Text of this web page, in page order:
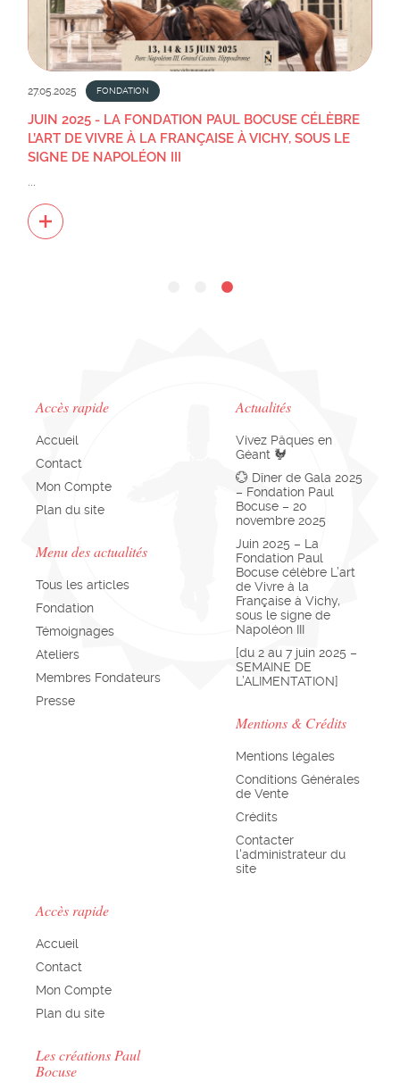
27.05.2025 FONDATION
JUIN 2025 - LA FONDATION PAUL BOCUSE CÉLÈBRE
L’ART DE VIVRE À LA FRANÇAISE À VICHY, SOUS LE
SIGNE DE NAPOLÉON III
Accès rapide
Accueil
Contact
Mon Compte
Plan du site
Menu des actualités
Tous les articles
Fondation
Témoignages
Ateliers
Membres Fondateurs
Presse
Actualités
Vivez Pâques en
Géant 🐓
💮 Dîner de Gala 2025
– Fondation Paul
Bocuse – 20
novembre 2025
Juin 2025 – La
Fondation Paul
Bocuse célèbre L’art
de Vivre à la
Française à Vichy,
sous le signe de
Napoléon III
[du 2 au 7 juin 2025 –
SEMAINE DE
L’ALIMENTATION]
Mentions & Crédits
Mentions légales
Conditions Générales
de Vente
Crédits
Contacter
l'administrateur du
site
Accès rapide
Accueil
Contact
Mon Compte
Plan du site
Les créations Paul
Bocuse